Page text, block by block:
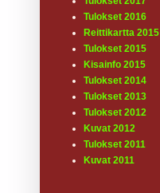
Tulokset 2016
Reittikartta 2015
Tulokset 2015
Kisainfo 2015
Tulokset 2014
Tulokset 2013
Tulokset 2012
Kuvat 2012
Tulokset 2011
Kuvat 2011